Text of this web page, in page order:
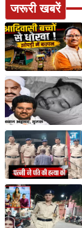
जरूरी खबरें